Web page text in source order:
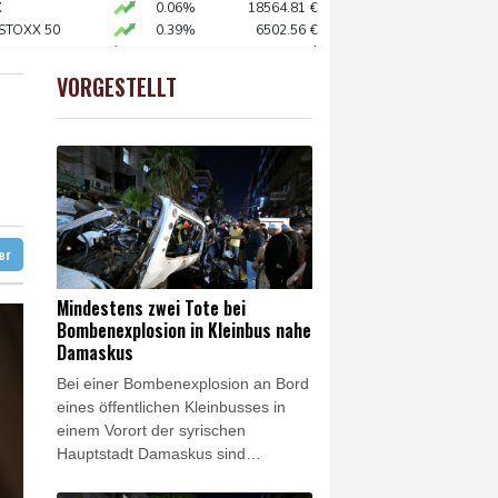
in Leipzig
gebrochen
Benchetrit bekannt
0.06% 18564.81 €
50
0.39% 6502.56 €
$
1.36%
-0.28%
VORGESTELLT
Mindestens zwei Tote bei
Bombenexplosion in Kleinbus nahe
Damaskus
Bei einer Bombenexplosion an Bord
eines öffentlichen Kleinbusses in
einem Vorort der syrischen
Hauptstadt Damaskus sind